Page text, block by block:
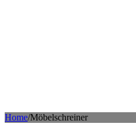
Home/Möbelschreiner